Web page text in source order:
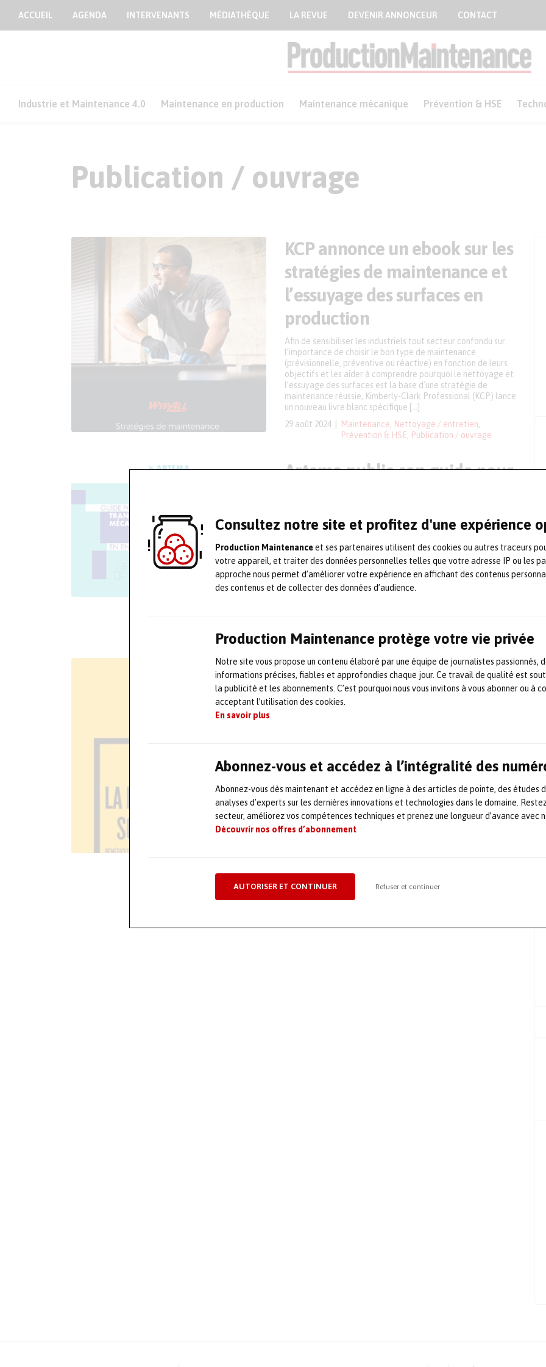
Consultez notre site et profitez d'une expérience
Production Maintenanceet ses partenaires utilisent des cookies ou autres traceurs
votre appareil, et traiter des données personnelles telles que votre adresse IP ou les
approche nous permet d’améliorer votre expérience en affichant des contenus
des contenus et de collecter des données d’audience.
Production Maintenance protège votre vie privée
Notre site vous propose un contenu élaboré par une équipe de journalistes passionnés,
informations précises, fiables et approfondies chaque jour. Ce travail de qualité est
la publicité et les abonnements. C’est pourquoi nous vous invitons à vous abonner ou à
acceptant l’utilisation des cookies.
En savoir plus
Abonnez-vous et accédez à l’intégralité des
Abonnez-vous dès maintenant et accédez en ligne à des articles de pointe, des études
analyses d’experts sur les dernières innovations et technologies dans le domaine.
secteur, améliorez vos compétences techniques et prenez une longueur d’avance avec
Découvrir nos offres d’abonnement
AUTORISER ET CONTINUER Refuser et continuer
ACCUEIL AGENDA INTERVENANTS MÉDIATHÈQUE LA REVUE DEVENIR ANNONCEUR CONTACT
Industrie et Maintenance 4.0 Maintenance en production Maintenance mécanique Prévention & HSE
Publication / ouvrage
KCP annonce un ebook sur les
stratégies de maintenance et
l’essuyage des surfaces en
production
29 août 2024 Maintenance Nettoyage / entretien
Prévention & HSE
Publication / ouvrage
Afin de sensibiliser les industriels tout secteur confondu sur
l’importance de choisir le bon type de maintenance
(prévisionnelle, préventive ou réactive) en fonction de leurs
objectifs et les aider à comprendre pourquoi le nettoyage et
l’essuyage des surfaces est la base d’une stratégie de
maintenance réussie, Kimberly-Clark Professional (KCP) lance
un nouveau livre blanc spécifique […]
Artema publie son guide pour
mécatronique en entreprise
Partenaires,Publication / ouvrage
commission mécatronique pour accompagner le
développement de ses adhérents. Dans le cadre de leur plan
d’actions de la promotion de la Mécatronique, les membres
de la commission ont voulu élaborer un guide de la
Un livre sur la maintenance
sous-traitée, l’autre enjeu de
3 octobre 2022 Maintenance
directeur du développement de la maintenance et de la
digitalisation de Fouré-Lagadec, vient de publier aux éditions
Dunod un ouvrage portant sur la maintenance sous-traitée.
Présentation de l’ouvrage Destiné à tous les professionnels